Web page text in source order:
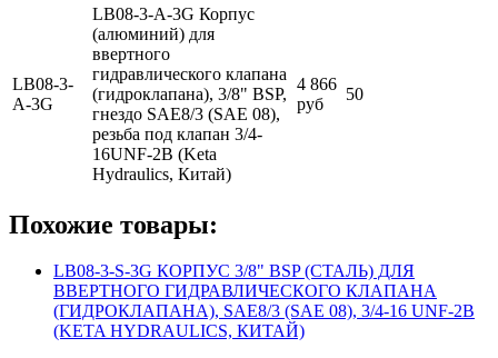
LB08-3-
A-3G
LB08-3-A-3G Корпус
(алюминий) для
ввертного
гидравлического клапана
(гидроклапана), 3/8" BSP,
гнездо SAE8/3 (SAE 08),
резьба под клапан 3/4-
16UNF-2B (Keta
Hydraulics, Китай)
4 866
руб
50
Похожие товары:
LB08-3-S-3G КОРПУС 3/8" BSP (СТАЛЬ) ДЛЯ
ВВЕРТНОГО ГИДРАВЛИЧЕСКОГО КЛАПАНА
(ГИДРОКЛАПАНА), SAE8/3 (SAE 08), 3/4-16 UNF-2B
(KETA HYDRAULICS, КИТАЙ)